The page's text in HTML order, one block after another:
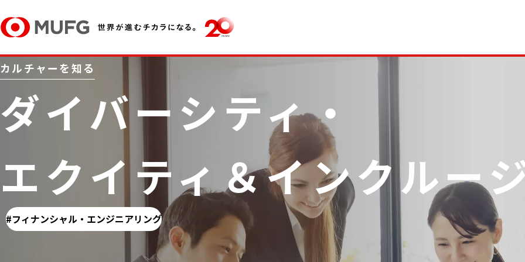
カルチャーを知る
ダイバーシティ・
エクイティ＆インクルー
フィナンシャル・エンジニアリング